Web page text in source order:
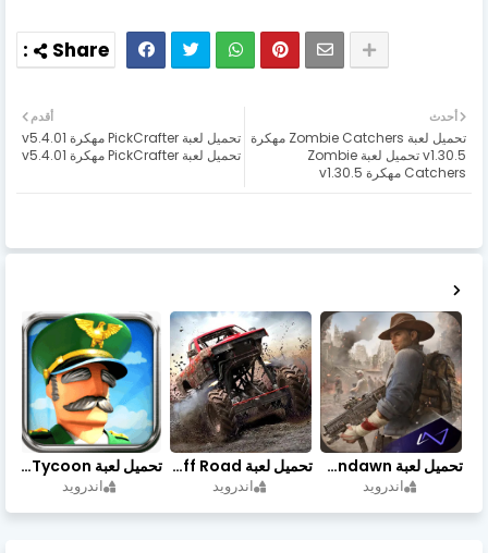
أحدث
تحميل لعبة Zombie Catchers مهكرة
v1.30.5 تحميل لعبة Zombie
Catchers مهكرة v1.30.5
أقدم
تحميل لعبة PickCrafter مهكرة v5.4.01
تحميل لعبة PickCrafter مهكرة v5.4.01
تحميل لعبة Undawn مهكرة للأندرويد أخر إصدار | تحميل مباشر + موارد غير محدودة
اندرويد
تحميل لعبة Trucks Off Road مهكرة اخر اصدار
اندرويد
تحميل لعبة Idle Military SCH Tycoon مهكرة آخر إصدار
اندرويد